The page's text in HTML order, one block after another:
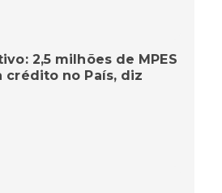
2,5 milhões de MPES
crédito no País, diz